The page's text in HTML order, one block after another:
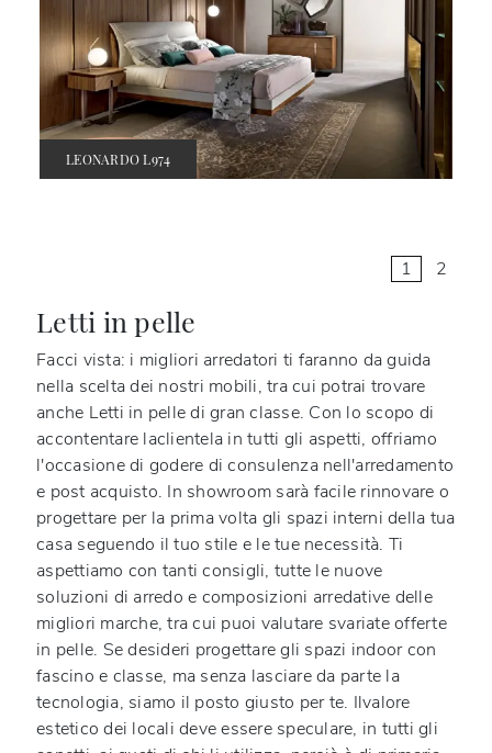
LEONARDO L974
1 2
Letti in pelle
Facci vista: i migliori arredatori ti faranno da guida
nella scelta dei nostri mobili, tra cui potrai trovare
anche Letti in pelledi gran classe. Con lo scopo di
accontentare laclientela in tutti gli aspetti, offriamo
l'occasione di godere di consulenza nell'arredamento
e post acquisto. In showroom sarà facile rinnovare o
progettare per la prima volta gli spazi interni della tua
casa seguendo il tuo stile e le tue necessità. Ti
aspettiamo con tanti consigli, tutte le nuove
soluzioni di arredo e composizioni arredative delle
migliori marche, tra cui puoi valutare svariate offerte
in pelle. Se desideri progettare gli spazi indoor con
fascino e classe, ma senza lasciare da parte la
tecnologia, siamo il posto giusto per te. Ilvalore
estetico dei locali deve essere speculare, in tutti gli